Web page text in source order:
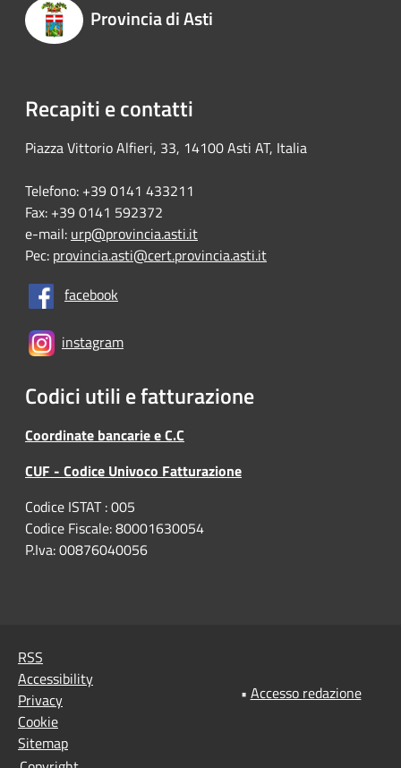
Provincia di Asti
Recapiti e contatti
Piazza Vittorio Alfieri, 33, 14100 Asti AT, Italia
Telefono: +39 0141 433211
Fax: +39 0141 592372
e-mail: urp@provincia.asti.it
Pec: provincia.asti@cert.provincia.asti.it
facebook
instagram
Codici utili e fatturazione
Coordinate bancarie e C.C
CUF - Codice Univoco Fatturazione
Codice ISTAT : 005
Codice Fiscale: 80001630054
P.Iva: 00876040056
RSS
Accessibility
Privacy
Cookie
Sitemap
• Accesso redazione